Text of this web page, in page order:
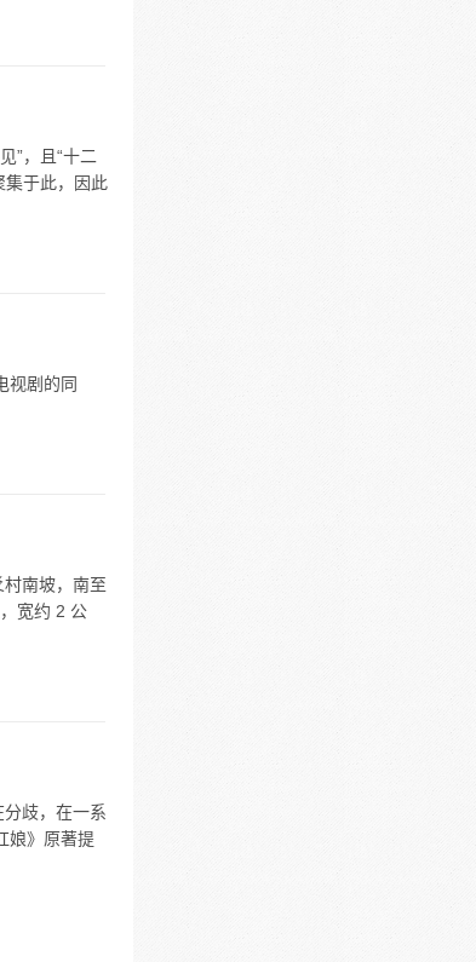
”，且“十二
集于此，因此
视剧的同
南坡，南至
宽约 2 公
歧，在一系
娘》原著提